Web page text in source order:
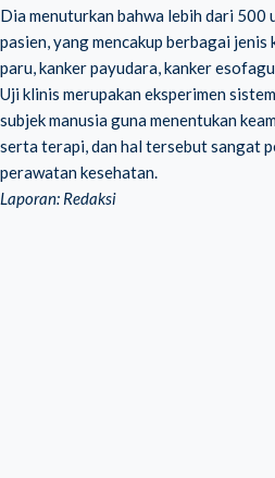
Dia menuturkan bahwa lebih dari
pasien, yang mencakup berbagai jenis
paru, kanker payudara, kanker
Uji klinis merupakan eksperimen
subjek manusia guna menentukan
serta terapi, dan hal tersebut sangat
perawatan kesehatan.
Laporan: Redaksi